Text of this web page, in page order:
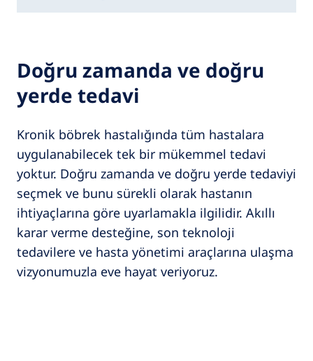
Doğru zamanda ve doğru
yerde tedavi
Kronik böbrek hastalığında tüm hastalara
uygulanabilecek tek bir mükemmel tedavi
yoktur. Doğru zamanda ve doğru yerde tedaviyi
seçmek ve bunu sürekli olarak hastanın
ihtiyaçlarına göre uyarlamakla ilgilidir. Akıllı
karar verme desteğine, son teknoloji
tedavilere ve hasta yönetimi araçlarına ulaşma
vizyonumuzla eve hayat veriyoruz.